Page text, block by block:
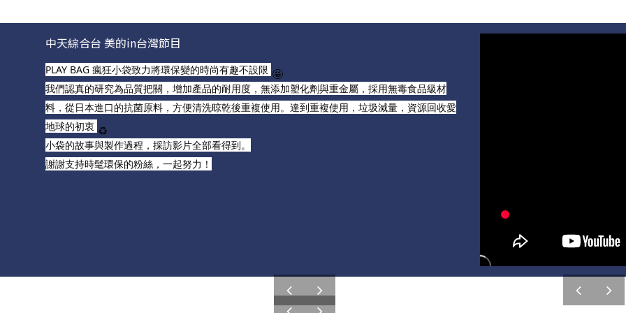
中天綜合台 美的in台灣節目
PLAY BAG 瘋狂小袋致力將環保變的時尚有趣不設限 🤩
我們認真的研究為品質把關，增加產品的耐用度，無添加塑化劑與重金屬，採用無毒食品級材
料，從日本進口的抗菌原料，方便清洗晾乾後重複使用。達到重複使用，垃圾減量，資源回收愛
地球的初衷 ♻️
小袋的故事與製作過程，採訪影片全部看得到。
謝謝支持時髦環保的粉絲，一起努力！
prev next prev next
prev
next